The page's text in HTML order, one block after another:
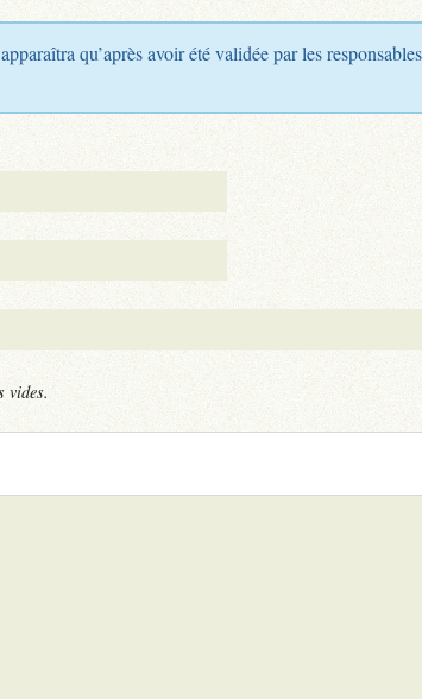
qu’après avoir été validée par les
vides.